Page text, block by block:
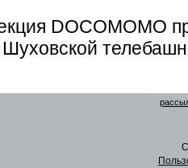
DOCOMOMO